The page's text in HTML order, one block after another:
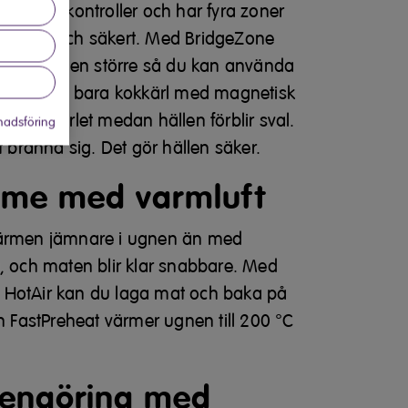
touchkontroller och har fyra zoner
och säkert. Med BridgeZone
till en större så du kan använda
Använd bara kokkärl med magnetisk
kokkärlet medan hällen förblir sval.
sig. Det gör hällen säker.
med varmluft
jämnare i ugnen än med
maten blir klar snabbare. Med
kan du laga mat och baka på
värmer ugnen till 200 °C
med